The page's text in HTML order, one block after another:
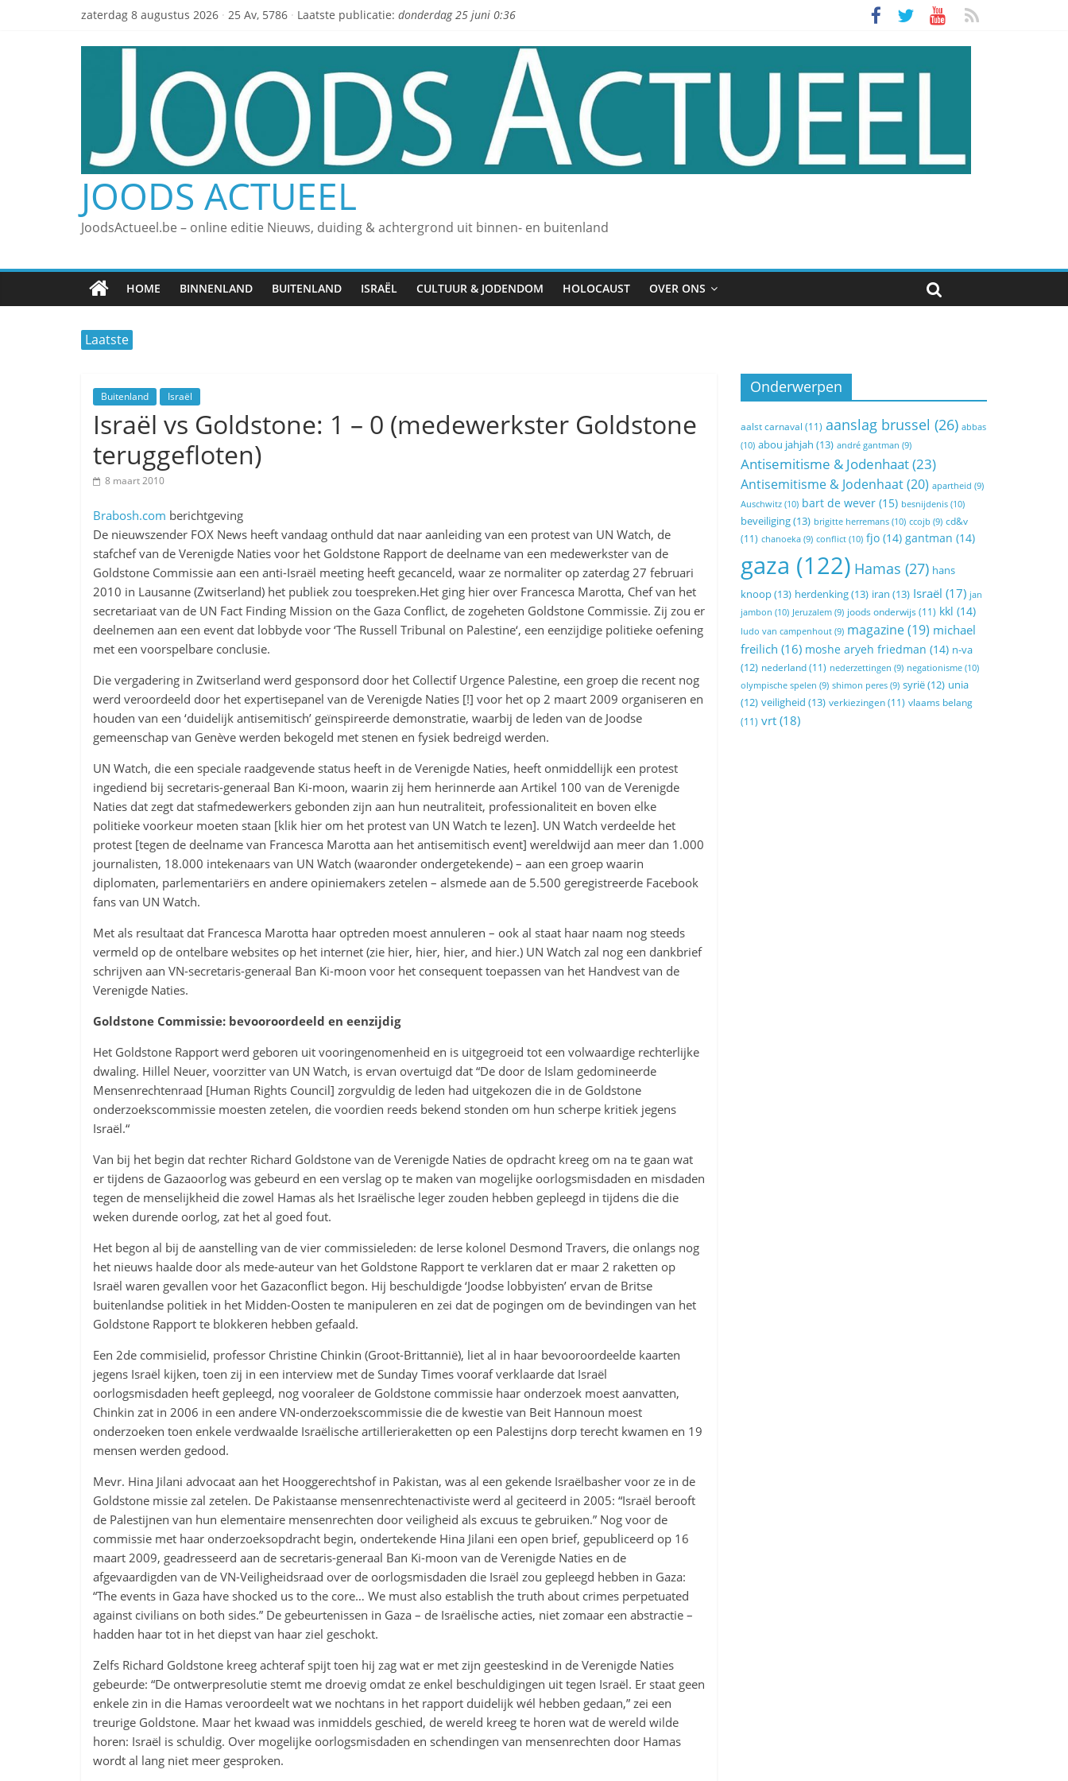
zaterdag 8 augustus 2026 · 25 Av, 5786 · Laatste publicatie: donderdag 25 juni 0:36
JOODS ACTUEEL
JoodsActueel.be – online editie Nieuws, duiding & achtergrond uit binnen- en buitenland
HOME BINNENLAND BUITENLAND ISRAËL CULTUUR & JODENDOM HOLOCAUST OVER ONS
Laatste
Buitenland Israël
Israël vs Goldstone: 1 – 0 (medewerkster Goldstone
teruggefloten)
8 maart 2010
Brabosh.com berichtgeving
De nieuwszender FOX News heeft vandaag onthuld dat naar aanleiding van een protest van UN Watch, de
stafchef van de Verenigde Naties voor het Goldstone Rapport de deelname van een medewerkster van de
Goldstone Commissie aan een anti-Israël meeting heeft gecanceld, waar ze normaliter op zaterdag 27 februari
2010 in Lausanne (Zwitserland) het publiek zou toespreken.Het ging hier over Francesca Marotta, Chef van het
secretariaat van de UN Fact Finding Mission on the Gaza Conflict, de zogeheten Goldstone Commissie. Zij zou er
deelnemen aan een event dat lobbyde voor ‘The Russell Tribunal on Palestine‘, een eenzijdige politieke oefening
met een voorspelbare conclusie.
Die vergadering in Zwitserland werd gesponsord door het Collectif Urgence Palestine, een groep die recent nog
werd veroordeeld door het expertisepanel van de Verenigde Naties [!] voor het op 2 maart 2009 organiseren en
houden van een ‘duidelijk antisemitisch’ geïnspireerde demonstratie, waarbij de leden van de Joodse
gemeenschap van Genève werden bekogeld met stenen en fysiek bedreigd werden.
UN Watch, die een speciale raadgevende status heeft in de Verenigde Naties, heeft onmiddellijk een protest
ingediend bij secretaris-generaal Ban Ki-moon, waarin zij hem herinnerde aan Artikel 100 van de Verenigde
Naties dat zegt dat stafmedewerkers gebonden zijn aan hun neutraliteit, professionaliteit en boven elke
politieke voorkeur moeten staan [klik hier om het protest van UN Watch te lezen]. UN Watch verdeelde het
protest [tegen de deelname van Francesca Marotta aan het antisemitisch event] wereldwijd aan meer dan 1.000
journalisten, 18.000 intekenaars van UN Watch (waaronder ondergetekende) – aan een groep waarin
diplomaten, parlementariërs en andere opiniemakers zetelen – alsmede aan de 5.500 geregistreerde Facebook
fans van UN Watch.
Met als resultaat dat Francesca Marotta haar optreden moest annuleren – ook al staat haar naam nog steeds
vermeld op de ontelbare websites op het internet (zie hier, hier, hier, and hier.) UN Watch zal nog een dankbrief
schrijven aan VN-secretaris-generaal Ban Ki-moon voor het consequent toepassen van het Handvest van de
Verenigde Naties.
Goldstone Commissie: bevooroordeeld en eenzijdig
Het Goldstone Rapport werd geboren uit vooringenomenheid en is uitgegroeid tot een volwaardige rechterlijke
dwaling. Hillel Neuer, voorzitter van UN Watch, is ervan overtuigd dat “De door de Islam gedomineerde
Mensenrechtenraad [Human Rights Council] zorgvuldig de leden had uitgekozen die in de Goldstone
onderzoekscommissie moesten zetelen, die voordien reeds bekend stonden om hun scherpe kritiek jegens
Israël.“
Van bij het begin dat rechter Richard Goldstone van de Verenigde Naties de opdracht kreeg om na te gaan wat
er tijdens de Gazaoorlog was gebeurd en een verslag op te maken van mogelijke oorlogsmisdaden en misdaden
tegen de menselijkheid die zowel Hamas als het Israëlische leger zouden hebben gepleegd in tijdens die die
weken durende oorlog, zat het al goed fout.
Het begon al bij de aanstelling van de vier commissieleden: de Ierse kolonel Desmond Travers, die onlangs nog
het nieuws haalde door als mede-auteur van het Goldstone Rapport te verklaren dat er maar 2 raketten op
Israël waren gevallen voor het Gazaconflict begon. Hij beschuldigde ‘Joodse lobbyisten’ ervan de Britse
buitenlandse politiek in het Midden-Oosten te manipuleren en zei dat de pogingen om de bevindingen van het
Goldstone Rapport te blokkeren hebben gefaald.
Een 2de commisielid, professor Christine Chinkin (Groot-Brittannië), liet al in haar bevooroordeelde kaarten
jegens Israël kijken, toen zij in een interview met de Sunday Times vooraf verklaarde dat Israël
oorlogsmisdaden heeft gepleegd, nog vooraleer de Goldstone commissie haar onderzoek moest aanvatten,
Chinkin zat in 2006 in een andere VN-onderzoekscommissie die de kwestie van Beit Hannoun moest
onderzoeken toen enkele verdwaalde Israëlische artillerieraketten op een Palestijns dorp terecht kwamen en 19
mensen werden gedood.
Mevr. Hina Jilani advocaat aan het Hooggerechtshof in Pakistan, was al een gekende Israëlbasher voor ze in de
Goldstone missie zal zetelen. De Pakistaanse mensenrechtenactiviste werd al geciteerd in 2005: “Israël berooft
de Palestijnen van hun elementaire mensenrechten door veiligheid als excuus te gebruiken.” Nog voor de
commissie met haar onderzoeksopdracht begin, ondertekende Hina Jilani een open brief, gepubliceerd op 16
maart 2009, geadresseerd aan de secretaris-generaal Ban Ki-moon van de Verenigde Naties en de
afgevaardigden van de VN-Veiligheidsraad over de oorlogsmisdaden die Israël zou gepleegd hebben in Gaza:
“The events in Gaza have shocked us to the core… We must also establish the truth about crimes perpetuated
against civilians on both sides.” De gebeurtenissen in Gaza – de Israëlische acties, niet zomaar een abstractie –
hadden haar tot in het diepst van haar ziel geschokt.
Zelfs Richard Goldstone kreeg achteraf spijt toen hij zag wat er met zijn geesteskind in de Verenigde Naties
gebeurde: “De ontwerpresolutie stemt me droevig omdat ze enkel beschuldigingen uit tegen Israël. Er staat geen
enkele zin in die Hamas veroordeelt wat we nochtans in het rapport duidelijk wél hebben gedaan,” zei een
treurige Goldstone. Maar het kwaad was inmiddels geschied, de wereld kreeg te horen wat de wereld wilde
horen: Israël is schuldig. Over mogelijke oorlogsmisdaden en schendingen van mensenrechten door Hamas
wordt al lang niet meer gesproken.
Onderwerpen
aalst carnaval (11) aanslag brussel (26) abbas
(10) abou jahjah (13) andré gantman (9)
Antisemitisme & Jodenhaat(23)
Antisemitisme & Jodenhaat(20) apartheid (9)
Auschwitz (10) bart de wever (15) besnijdenis (10)
beveiliging(13) brigitte herremans (10) ccojb (9) cd&v
(11) chanoeka (9) conflict (10) fjo (14) gantman (14)
gaza (122) Hamas (27) hans
knoop(13) herdenking(13) iran (13) Israël (17) jan
jambon (10) Jeruzalem (9) joods onderwijs (11) kkl (14)
ludo van campenhout (9) magazine(19) michael
freilich (16) moshe aryeh friedman (14) n-va
(12) nederland(11) nederzettingen (9) negationisme (10)
olympische spelen (9) shimon peres (9) syrië(12) unia
(12) veiligheid (13) verkiezingen(11) vlaams belang
(11) vrt(18)